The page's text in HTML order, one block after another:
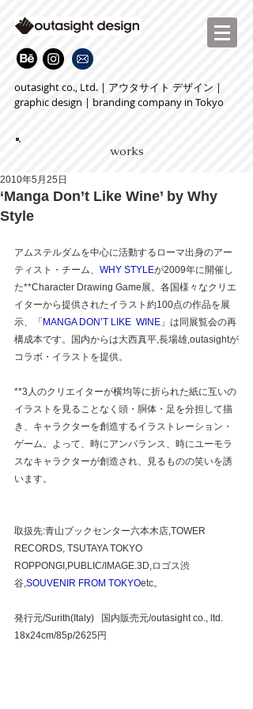
outasight co., Ltd. | アウタサイト デザイン |
graphic design | branding company in Tokyo
works
‘Manga Don’t Like Wine’ by Why
Style
2010年5月25日
アムステルダムを中心に活動するローマ出身のアー
ティスト・チーム、 WHY STYLEが2009年に開催し
た**Character Drawing Game展。各国様々なクリエ
イターから提供されたイラスト約100点の作品を展
示、「 MANGA DON’T LIKE  WINE 」は同展覧会の再
構成本です。国内からは大西真平,長場雄,outasightが
コラボ・イラストを提供。
**3人のクリエイターが横均等に折られた紙に互いの
イラストを見ることなく頭・胴体・足を分担して描
き、キャラクターを創造するイラストレーション・
ゲーム。よって、時にアンバランス、時にユーモラ
スなキャラクターが創造され、見るものの笑いを誘
います。
取扱先:青山ブックセンター六本木店,TOWER
RECORDS, TSUTAYA TOKYO
ROPPONGI,PUBLIC/IMAGE.3D,ロゴス渋
谷,SOUVENIR FROM TOKYOetc。
発行元/Surith(Italy)   国内販売元/outasight co., ltd.
18x24cm/85p/2625円